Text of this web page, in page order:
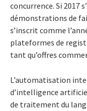
concurrence. Si 2017
démonstrations de
s’inscrit comme
plateformes de
tant qu’offres
L’automatisation
d’intelligence
de traitement du